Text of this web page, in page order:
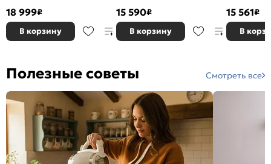
основание, изголовье жесткое
18 999₽
В корзину
изголовье жесткое
15 590₽
В корзину
изголовье
15 561₽
В
Полезные советы Смотреть все